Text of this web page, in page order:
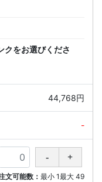
クをお選びくださ
44,768円
-
文可能数： 最小 1最大 49